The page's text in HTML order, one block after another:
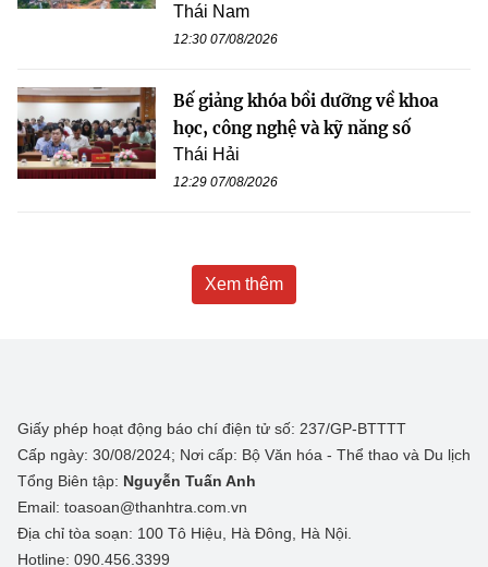
Thái Nam
12:30 07/08/2026
Bế giảng khóa bồi dưỡng về khoa
học, công nghệ và kỹ năng số
Thái Hải
12:29 07/08/2026
Xem thêm
Giấy phép hoạt động báo chí điện tử số: 237/GP-BTTTT
Cấp ngày: 30/08/2024; Nơi cấp: Bộ Văn hóa - Thể thao và Du lịch
Tổng Biên tập: Nguyễn Tuấn Anh
Email: toasoan@thanhtra.com.vn
Địa chỉ tòa soạn: 100 Tô Hiệu, Hà Đông, Hà Nội.
Hotline: 090.456.3399